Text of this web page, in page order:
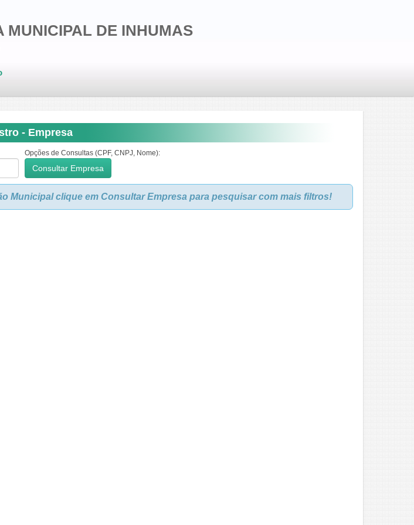
MUNICIPAL DE INHUMAS
- Empresa
Opções de Consultas (CPF, CNPJ, Nome):
Municipal clique em Consultar Empresa para pesquisar com mais filtros!